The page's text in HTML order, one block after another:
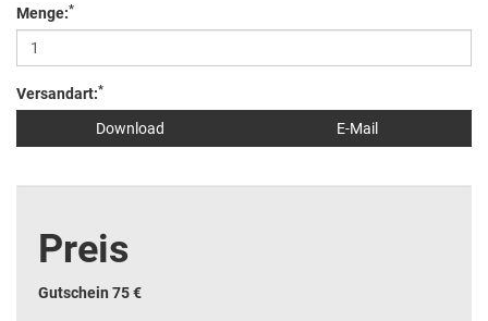
Menge:*
Versandart:*
Download E-Mail
Preis
Gutschein 75 €